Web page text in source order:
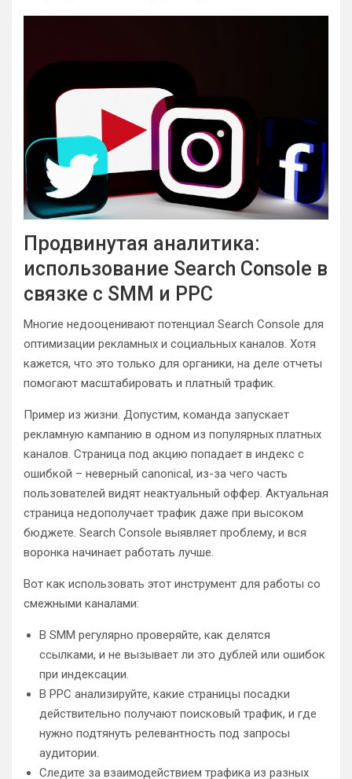
Продвинутая аналитика:
использование Search Console в
связке с SMM и PPC
Многие недооценивают потенциал Search Console для
оптимизации рекламных и социальных каналов. Хотя
кажется, что это только для органики, на деле отчеты
помогают масштабировать и платный трафик.
Пример из жизни. Допустим, команда запускает
рекламную кампанию в одном из популярных платных
каналов. Страница под акцию попадает в индекс с
ошибкой – неверный canonical, из-за чего часть
пользователей видят неактуальный оффер. Актуальная
страница недополучает трафик даже при высоком
бюджете. Search Console выявляет проблему, и вся
воронка начинает работать лучше.
Вот как использовать этот инструмент для работы со
смежными каналами:
В SMM регулярно проверяйте, как делятся
ссылками, и не вызывает ли это дублей или ошибок
при индексации.
В PPC анализируйте, какие страницы посадки
действительно получают поисковый трафик, и где
нужно подтянуть релевантность под запросы
аудитории.
Следите за взаимодействием трафика из разных